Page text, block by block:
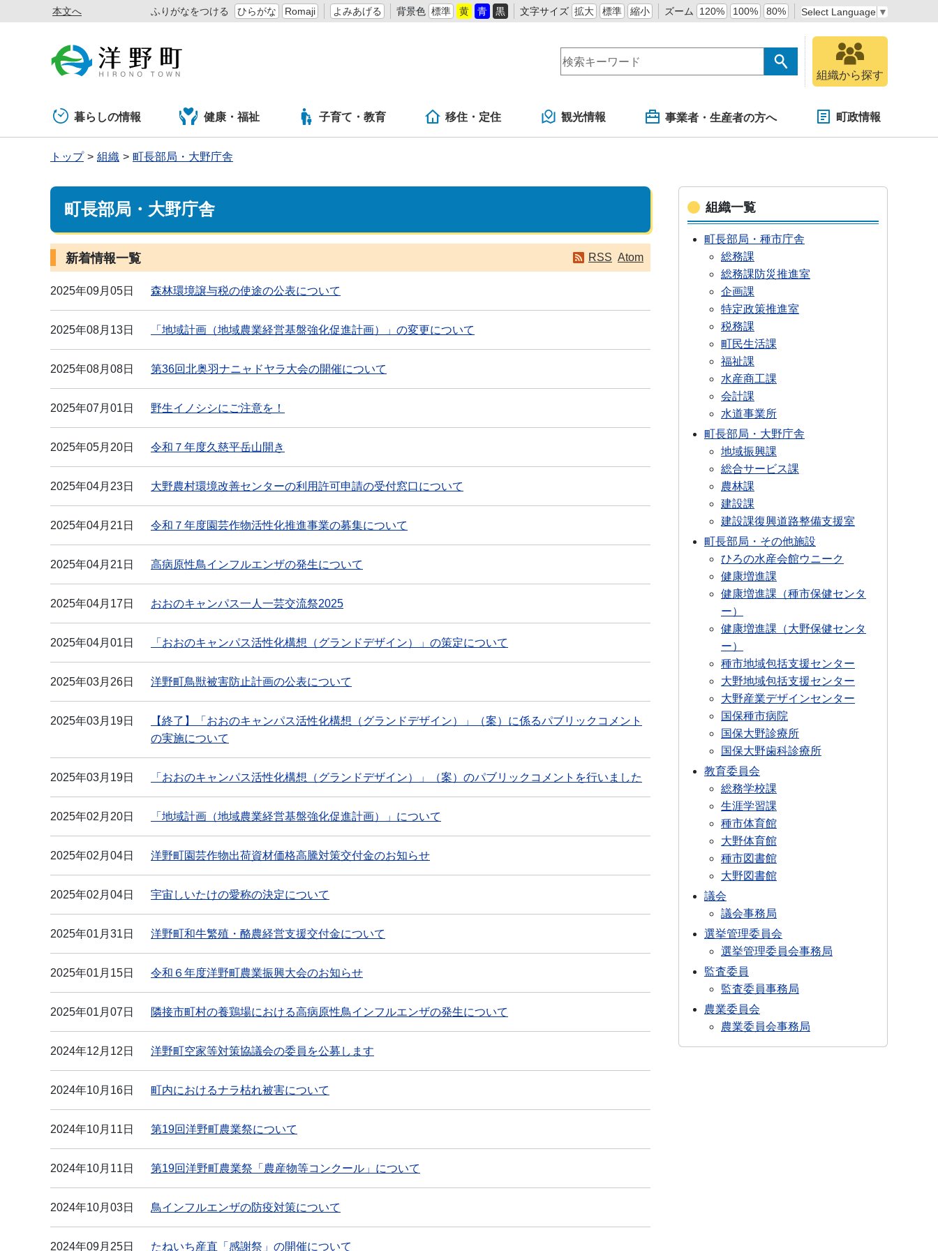
本文へ ふりがなをつける ひらがな Romaji よみあげる 背景色 標準 黄 青 黒 文字サイズ 拡大 標準 縮小 ズーム 120% 100% 80% Select Language ▼
組織から探す
暮らしの情報 健康・福祉 子育て・教育 移住・定住 観光情報 事業者・生産者の方へ 町政情報
トップ 組織 町長部局・大野庁舎
町長部局・大野庁舎
RSS Atom
新着情報一覧
2025年09月05日 森林環境譲与税の使途の公表について
2025年08月13日 「地域計画（地域農業経営基盤強化促進計画）」の変更について
2025年08月08日 第36回北奥羽ナニャドヤラ大会の開催について
2025年07月01日 野生イノシシにご注意を！
2025年05月20日 令和７年度久慈平岳山開き
2025年04月23日 大野農村環境改善センターの利用許可申請の受付窓口について
2025年04月21日 令和７年度園芸作物活性化推進事業の募集について
2025年04月21日 高病原性鳥インフルエンザの発生について
2025年04月17日 おおのキャンパス一人一芸交流祭2025
2025年04月01日 「おおのキャンパス活性化構想（グランドデザイン）」の策定について
2025年03月26日 洋野町鳥獣被害防止計画の公表について
2025年03月19日
【終了】「おおのキャンパス活性化構想（グランドデザイン）」（案）に係るパブリックコメント
の実施について
2025年03月19日 「おおのキャンパス活性化構想（グランドデザイン）」（案）のパブリックコメントを行いました
2025年02月20日 「地域計画（地域農業経営基盤強化促進計画）」について
2025年02月04日 洋野町園芸作物出荷資材価格高騰対策交付金のお知らせ
2025年02月04日 宇宙しいたけの愛称の決定について
2025年01月31日 洋野町和牛繁殖・酪農経営支援交付金について
2025年01月15日 令和６年度洋野町農業振興大会のお知らせ
2025年01月07日 隣接市町村の養鶏場における高病原性鳥インフルエンザの発生について
2024年12月12日 洋野町空家等対策協議会の委員を公募します
2024年10月16日 町内におけるナラ枯れ被害について
2024年10月11日 第19回洋野町農業祭について
2024年10月11日 第19回洋野町農業祭「農産物等コンクール」について
2024年10月03日 鳥インフルエンザの防疫対策について
2024年09月25日 たねいち産直「感謝祭」の開催について
組織一覧
町長部局・種市庁舎
総務課
総務課防災推進室
企画課
特定政策推進室
税務課
町民生活課
福祉課
水産商工課
会計課
水道事業所
町長部局・大野庁舎
地域振興課
総合サービス課
農林課
建設課
建設課復興道路整備支援室
町長部局・その他施設
ひろの水産会館ウニーク
健康増進課
健康増進課（種市保健センタ
ー）
健康増進課（大野保健センタ
ー）
種市地域包括支援センター
大野地域包括支援センター
大野産業デザインセンター
国保種市病院
国保大野診療所
国保大野歯科診療所
教育委員会
総務学校課
生涯学習課
種市体育館
大野体育館
種市図書館
大野図書館
議会
議会事務局
選挙管理委員会
選挙管理委員会事務局
監査委員
監査委員事務局
農業委員会
農業委員会事務局